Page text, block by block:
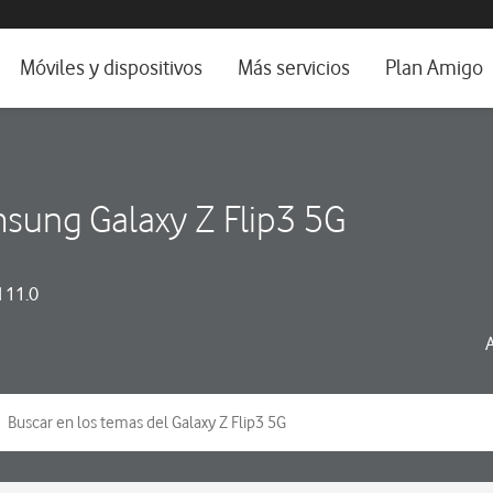
e idioma
Móviles y dispositivos
Ver todos
Más servicios Plan Amigo
Galaxy Z Flip3 5G
11.0